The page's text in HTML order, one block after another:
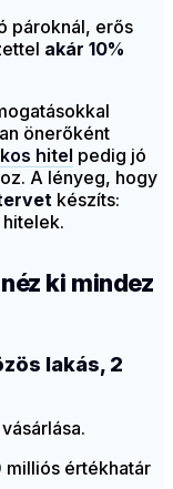
pároknál, erős
akár 10%
önerőként
hitel pedig jó
A lényeg, hogy
készíts:
ki mindez
lakás, 2
milliós értékhatár